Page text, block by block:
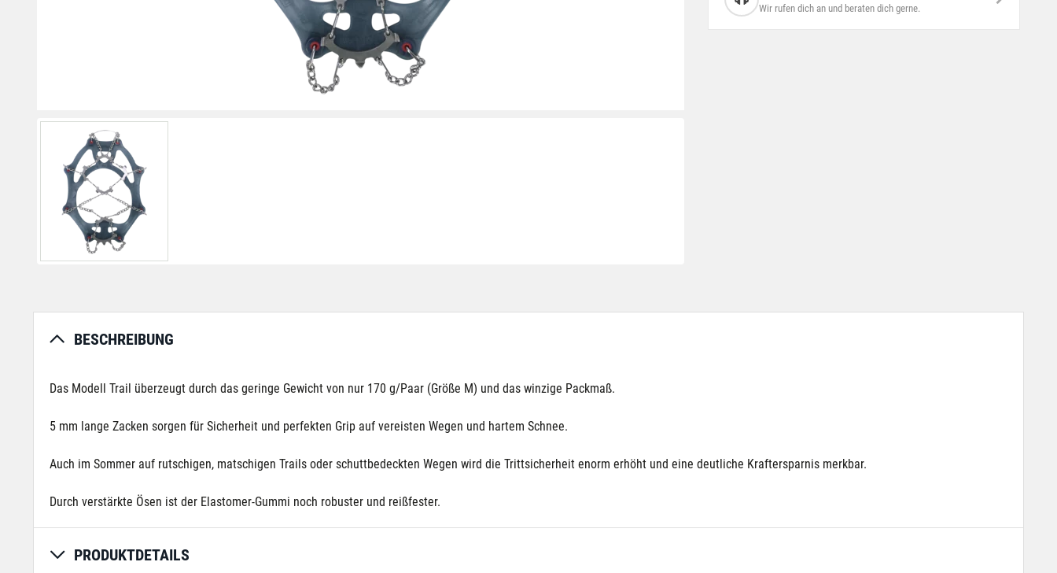
Wir rufen dich an und beraten dich gerne.
BESCHREIBUNG
Das Modell Trail überzeugt durch das geringe Gewicht von nur 170 g/Paar (Größe M) und das winzige Packmaß.
5 mm lange Zacken sorgen für Sicherheit und perfekten Grip auf vereisten Wegen und hartem Schnee.
Auch im Sommer auf rutschigen, matschigen Trails oder schuttbedeckten Wegen wird die Trittsicherheit enorm erhöht und eine deutliche Kraftersparnis merkbar.
Durch verstärkte Ösen ist der Elastomer-Gummi noch robuster und reißfester.
PRODUKTDETAILS